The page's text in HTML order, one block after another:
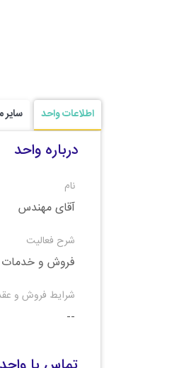
اطلاعات واحد
درباره واحد
نام
آقای مهندس
شرح فعالیت
فروش و خدمات
شرایط فروش و عقد
--